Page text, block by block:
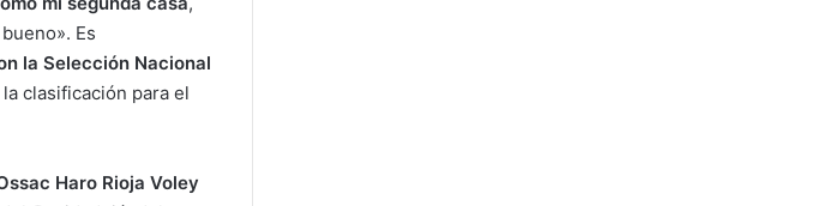
Es
la Selección Nacional
clasificación para el
Haro Rioja Voley